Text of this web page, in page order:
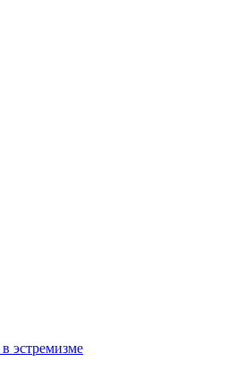
эстремизме